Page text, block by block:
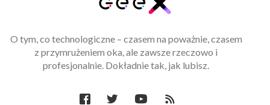
O tym, co technologiczne – czasem na poważnie, czasem
z przymrużeniem oka, ale zawsze rzeczowo i
profesjonalnie. Dokładnie tak, jak lubisz.